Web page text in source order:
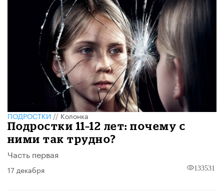
ПОДРОСТКИ//Колонка
Подростки 11–12 лет: почему с
ними так трудно?
Часть первая
17 декабря 133531